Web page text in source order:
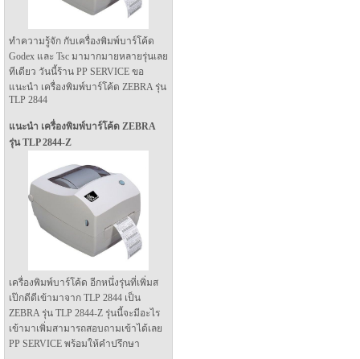
ทำความรู้จัก กับเครื่องพิมพ์บาร์โค้ด
Godex และ Tsc มามากมายหลายรุ่นเลย
ทีเดียว วันนี้ร้าน PP SERVICE ขอ
แนะนำ เครื่องพิมพ์บาร์โค้ด ZEBRA รุ่น
TLP 2844
แนะนำ เครื่องพิมพ์บาร์โค้ด ZEBRA
รุ่น TLP 2844-Z
เครื่องพิมพ์บาร์โค้ด อีกหนึ่งรุ่นที่เพิ่มส
เป๊กดีดีเข้ามาจาก TLP 2844 เป็น
ZEBRA รุ่น TLP 2844-Z รุ่นนี้จะมีอะไร
เข้ามาเพิ่มสามารถสอบถามเข้าได้เลย
PP SERVICE พร้อมให้คำปรึกษา